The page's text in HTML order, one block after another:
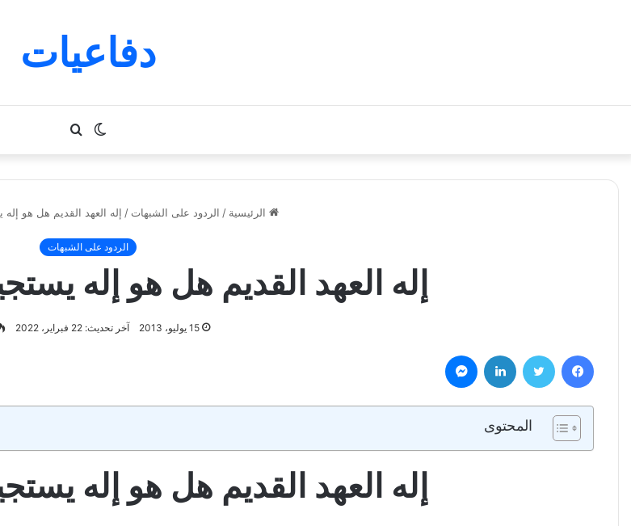
دفاعيات
بحث
عن
الوضع
المظلم
الرئيسية / الردود على الشبهات / إله العهد القديم هل هو
الردود على الشبهات
إله العهد القديم هل هو إله
15 يوليو، 2013 آخر تحديث: 22 فبراير، 2022
فيسبوك تويتر لينكدإن
المحتوى
إله العهد القديم هل هو إله